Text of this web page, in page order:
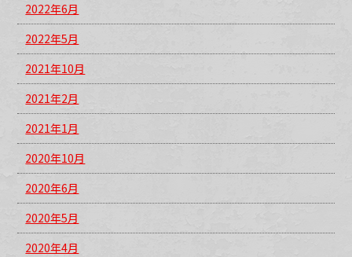
2022年6月
2022年5月
2021年10月
2021年2月
2021年1月
2020年10月
2020年6月
2020年5月
2020年4月